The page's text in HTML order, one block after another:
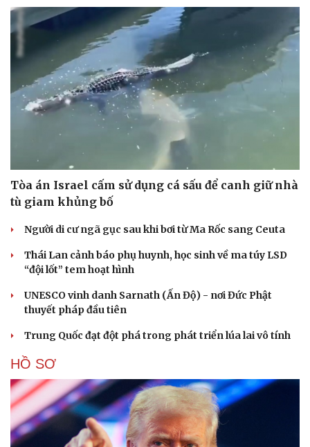
Tòa án Israel cấm sử dụng cá sấu để canh giữ nhà
tù giam khủng bố
Người di cư ngã gục sau khi bơi từ Ma Rốc sang Ceuta
Thái Lan cảnh báo phụ huynh, học sinh về ma túy LSD
“đội lốt” tem hoạt hình
UNESCO vinh danh Sarnath (Ấn Độ) - nơi Đức Phật
thuyết pháp đầu tiên
Trung Quốc đạt đột phá trong phát triển lúa lai vô tính
HỒ SƠ